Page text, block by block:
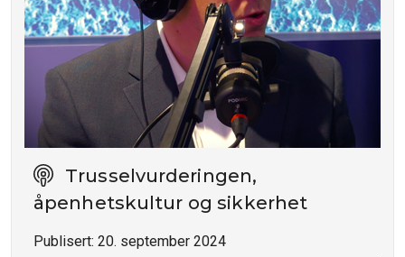
Trusselvurderingen,
åpenhetskultur og sikkerhet
Publisert: 20. september 2024